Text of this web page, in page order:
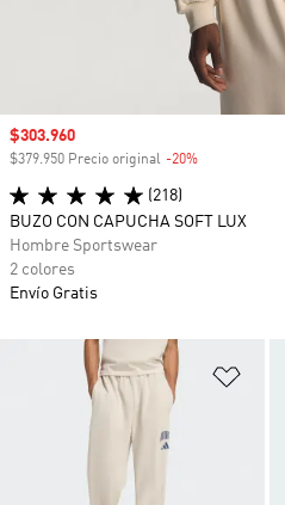
Precio de venta
$303.960
$379.950 Precio original -20%
(218)
BUZO CON CAPUCHA SOFT LUX
Hombre Sportswear
2 colores
Envío Gratis